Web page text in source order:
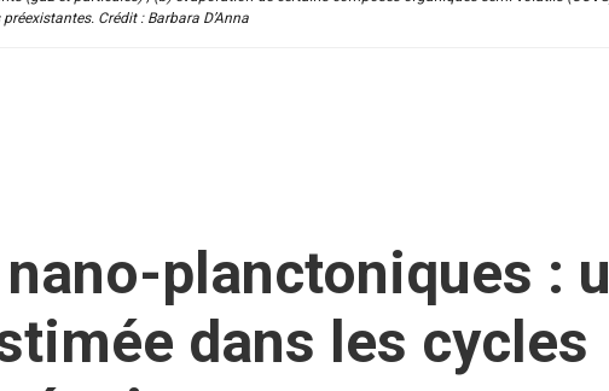
Crédit : Barbara D’Anna
planctoniques :
dans les cycles